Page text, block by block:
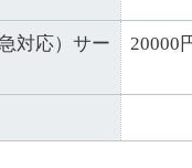
対応）サー
20000